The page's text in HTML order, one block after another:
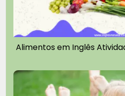
Alimentos em Inglês